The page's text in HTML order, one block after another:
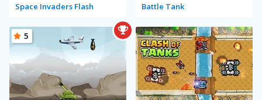
Space Invaders Flash Battle Tank
5